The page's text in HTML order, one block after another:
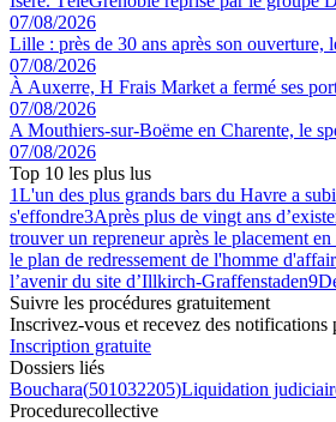
07/08/2026
Lille : près de 30 ans après son
07/08/2026
À Auxerre, H Frais Market a fermé ses
07/08/2026
A Mouthiers-sur-Boëme en Charente, le
07/08/2026
Top 10 les plus lus
1L'un des plus grands bars du Havre a
s'effondre3Après plus de vingt ans
trouver un repreneur après le placement
le plan de redressement de l'homme
l’avenir du site d’Illkirch-Graffenstaden9
Suivre les procédures gratuitement
Inscrivez-vous et recevez des
Inscription gratuite
Dossiers liés
Bouchara(501032205)Liquidation
Procedurecollective